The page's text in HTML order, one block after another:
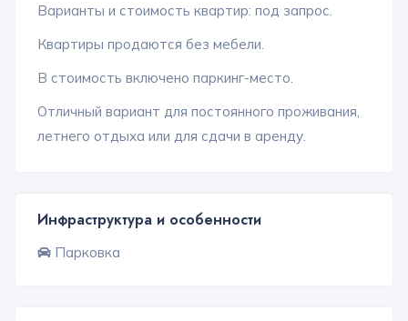
Варианты и стоимость квартир: под запрос.
Квартиры продаются без мебели.
В стоимость включено паркинг-место.
Отличный вариант для постоянного проживания,
летнего отдыха или для сдачи в аренду.
Инфраструктура и особенности
Парковка